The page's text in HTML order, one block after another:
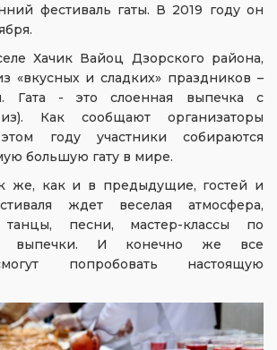
фестиваль гаты. В 2019 году он
Хачик Вайоц Дзорского района,
«вкусных и сладких» праздников –
Гата - это слоенная выпечка с
Как сообщают организаторы
году участники собираются
большую гату в мире.
же, как и в предыдущие, гостей и
ждет веселая атмосфера,
танцы, песни, мастер-классы по
выпечки. И конечно же все
попробовать настоящую